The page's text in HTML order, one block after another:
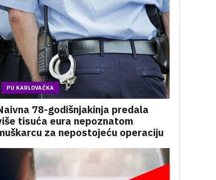
PU KARLOVAČKA
78-godišnjakinja predala
tisuća eura nepoznatom
za nepostojeću operaciju